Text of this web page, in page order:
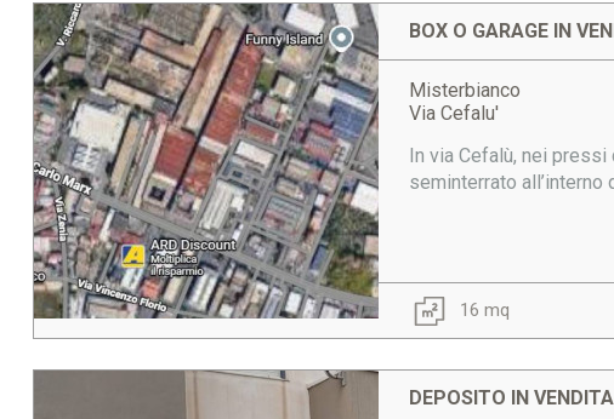
BOX O GARAGE IN
Misterbianco
Via Cefalu'
In via Cefalù, nei
seminterrato
16 mq
DEPOSITO IN VENDITA